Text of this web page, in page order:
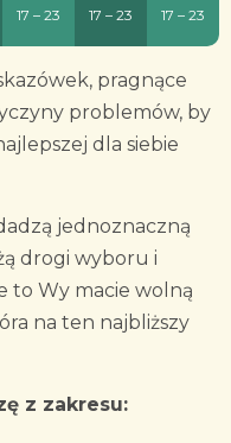
17 – 23 17 – 23 17 – 23
pragnące
problemów, by
dla siebie
jednoznaczną
drogi wyboru i
to Wy macie wolną
na ten najbliższy
z zakresu: